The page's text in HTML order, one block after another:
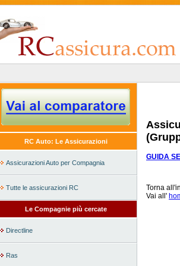
RC Auto: Le Assicurazioni
Assicurazioni Auto per Compagnia
Tutte le assicurazioni RC
Le Compagnie più cercate
Directline
Ras
GUIDA
Torna
Vai all'